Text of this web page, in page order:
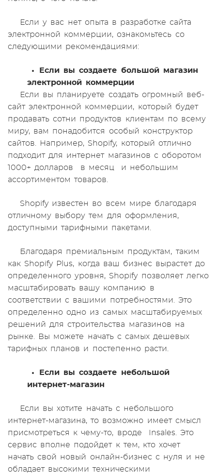
Если у вас нет опыта в разработке сайта
электронной коммерции, ознакомьтесь со
следующими рекомендациями:
Если вы создаете большой магазин
электронной коммерции
Если вы планируете создать огромный веб-
сайт электронной коммерции, который будет
продавать сотни продуктов клиентам по всему
миру, вам понадобится особый конструктор
сайтов. Например, Shopify, который отлично
подходит для интернет магазинов с оборотом
1000+ долларов в месяц и небольшим
ассортиментом товаров.
Shopify известен во всем мире благодаря
отличному выбору тем для оформления,
доступными тарифными пакетами.
Благодаря премиальным продуктам, таким
как Shopify Plus, когда ваш бизнес вырастет до
определенного уровня, Shopify позволяет легко
масштабировать вашу компанию в
соответствии с вашими потребностями. Это
определенно одно из самых масштабируемых
решений для строительства магазинов на
рынке. Вы можете начать с самых дешевых
тарифных планов и постепенно расти.
Если вы создаете небольшой
интернет-магазин
Если вы хотите начать с небольшого
интернет-магазина, то возможно имеет смысл
присмотреться к чему-то, вроде Insales. Это
сервис вполне подойдет к тем, кто хочет
начать свой новый онлайн-бизнес с нуля и не
обладает высокими техническими